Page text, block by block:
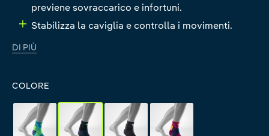
previene sovraccarico e infortuni.
Stabilizza la caviglia e controlla i movimenti.
DI PIÙ
COLORE
rivera black all-black pink